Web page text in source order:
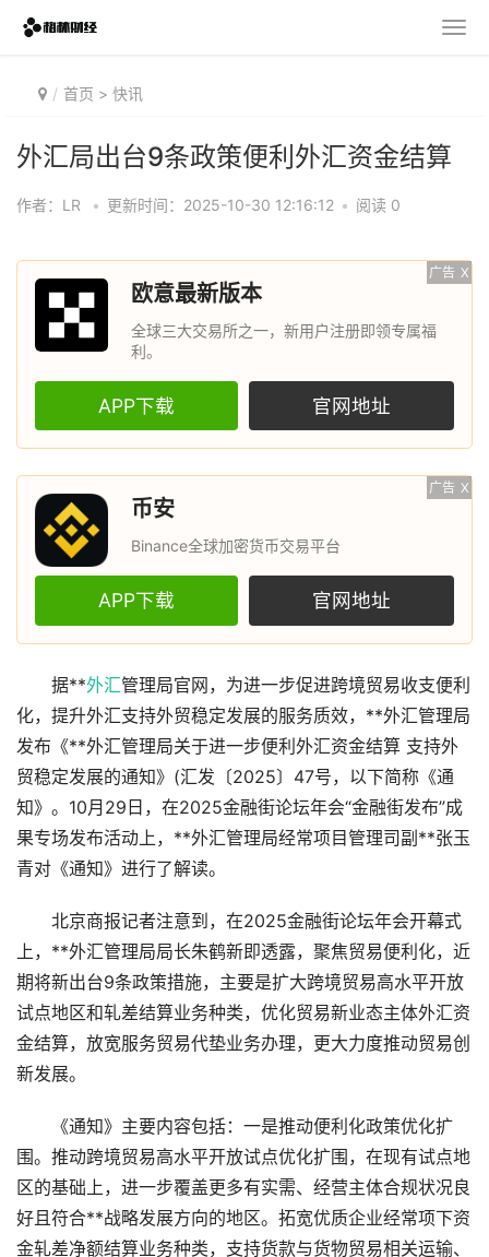
首页 > 快讯
外汇局出台9条政策便利外汇资金结算
作者：LR • 更新时间：2025-10-30 12:16:12 • 阅读 0
广告 X
欧意最新版本
全球三大交易所之一，新用户注册即领专属福
利。
APP下载 官网地址
广告 X
币安
Binance全球加密货币交易平台
APP下载 官网地址
据**外汇管理局官网，为进一步促进跨境贸易收支便利
化，提升外汇支持外贸稳定发展的服务质效，**外汇管理局
发布《**外汇管理局关于进一步便利外汇资金结算 支持外
贸稳定发展的通知》(汇发〔2025〕47号，以下简称《通
知》。10月29日，在2025金融街论坛年会“金融街发布”成
果专场发布活动上，**外汇管理局经常项目管理司副**张玉
青对《通知》进行了解读。
北京商报记者注意到，在2025金融街论坛年会开幕式
上，**外汇管理局局长朱鹤新即透露，聚焦贸易便利化，近
期将新出台9条政策措施，主要是扩大跨境贸易高水平开放
试点地区和轧差结算业务种类，优化贸易新业态主体外汇资
金结算，放宽服务贸易代垫业务办理，更大力度推动贸易创
新发展。
《通知》主要内容包括：一是推动便利化政策优化扩
围。推动跨境贸易高水平开放试点优化扩围，在现有试点地
区的基础上，进一步覆盖更多有实需、经营主体合规状况良
好且符合**战略发展方向的地区。拓宽优质企业经常项下资
金轧差净额结算业务种类，支持货款与货物贸易相关运输、